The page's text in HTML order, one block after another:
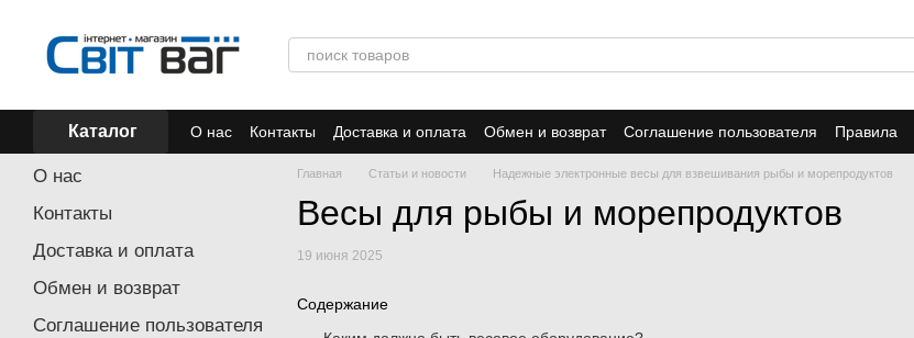
Каталог О нас Контакты Доставка и оплата Обмен и возврат Соглашение пользователя Правила
Отзывы
Акции
Главная Статьи и новости Надежные электронные весы для взвешивания рыбы и морепродуктов
Весы для рыбы и морепродуктов
19 июня 2025
Содержание
О нас
Контакты
Доставка и оплата
Обмен и возврат
Соглашение пользователя